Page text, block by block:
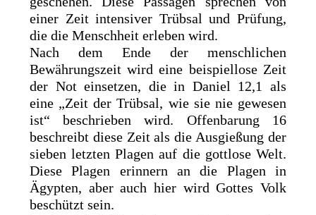
einer Zeit intensiver Trübsal und Prüfung,
die die Menschheit erleben wird.
Nach dem Ende der menschlichen
Bewährungszeit wird eine beispiellose Zeit
der Not einsetzen, die in Daniel 12,1 als
eine „Zeit der Trübsal, wie sie nie gewesen
ist“ beschrieben wird. Offenbarung 16
beschreibt diese Zeit als die Ausgießung der
sieben letzten Plagen auf die gottlose Welt.
Diese Plagen erinnern an die Plagen in
Ägypten, aber auch hier wird Gottes Volk
beschützt sein.